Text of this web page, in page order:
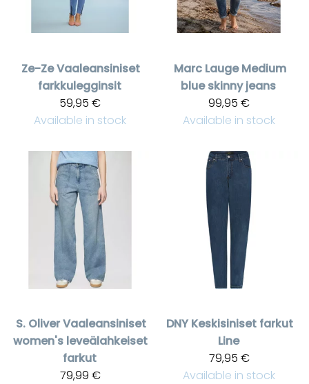
Ze-ZeVaaleansiniset
farkkulegginsit
59,95 €
Available in stock
Marc Lauge Medium
blue skinny jeans
99,95 €
Available in stock
S. OliverVaaleansiniset
women's leveälahkeiset
farkut
79,99 €
DNY Keskisiniset farkut
Line
79,95 €
Available in stock